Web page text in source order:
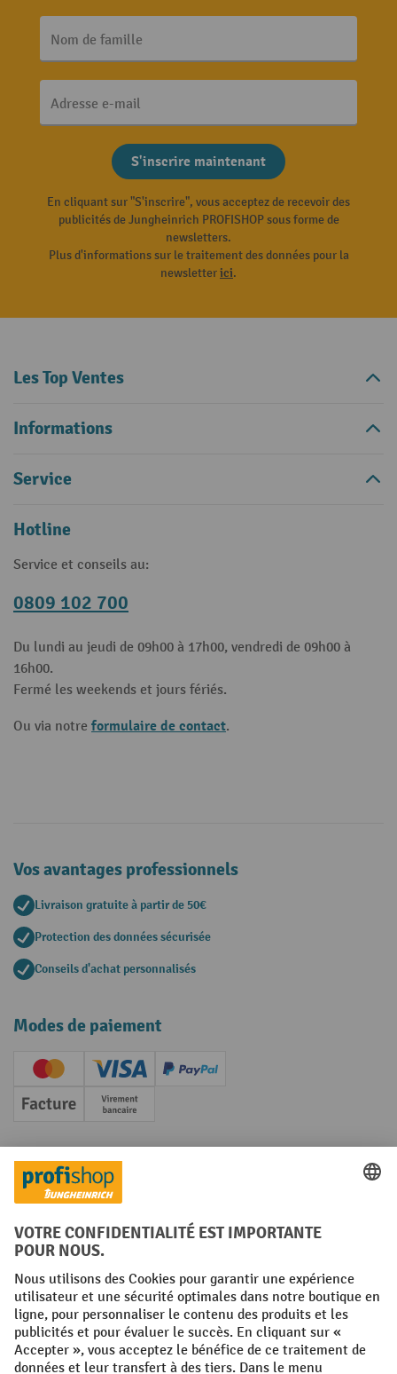
Nom de famille
Adresse e-mail
S'inscrire maintenant
En cliquant sur "S'inscrire", vous acceptez de recevoir des
publicités de Jungheinrich PROFISHOP sous forme de
newsletters.
Plus d'informations sur le traitement des données pour la
newsletterici.
Les Top Ventes
Informations
Service
Hotline
Service et conseils au:
0809 102 700
Du lundi au jeudi de 09h00 à 17h00, vendredi de 09h00 à
16h00.
Fermé les weekends et jours fériés.
Ou via notre formulaire de contact.
Vos avantages professionnels
Livraison gratuite à partir de 50€
Protection des données sécurisée
Conseils d'achat personnalisés
Modes de paiement
Creditcard (Master)Creditcard (Visa)
PayPal
Facture Paiement anticipé
Réseaux sociaux
Facebook
YouTube
LinkedInInstagram
Conditions générales Mentions légales
Protection des Données Politique de cookies
All prices excl. VAT plusshipping costsand possible delivery charges,